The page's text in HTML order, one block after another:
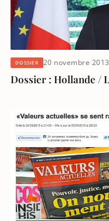
DOSSIER 20 novembre 2013
Dossier : Hollande /